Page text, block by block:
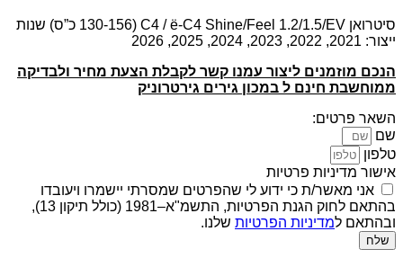
סיטרואן C4 / ë-C4 Shine/Feel 1.2/1.5/EV (130-156 כ”ס) שנות
ייצור: 2021, 2022, 2023, 2024, 2025, 2026
הנכם מוזמנים ליצור עמנו קשר לקבלת הצעת מחיר ולבדיקה
ממוחשבת חינם ל במכון גירים גירטרוניק
השאר פרטים:
שם
טלפון
אישור מדיניות פרטיות
אני מאשר/ת כי ידוע לי שהפרטים שמסרתי יישמרו ויעובדו
בהתאם לחוק הגנת הפרטיות, התשמ"א–1981 (כולל תיקון 13),
ובהתאם למדיניות הפרטיות שלנו.
שלח